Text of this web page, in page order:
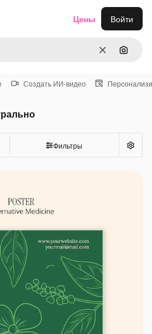
ОчиститьПоиск
Цены Войти
Создать ИИ-видео
Фильтры